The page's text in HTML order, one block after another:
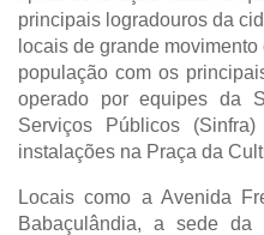
principais logradouros da
locais de grande
população com os
operado por equipes da
Serviços Públicos
instalações na Praça da
Locais como a Avenida
Babaçulândia, a sede